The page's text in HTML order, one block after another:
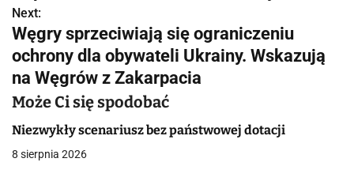
w
i
g
a
c
j
Next:
Węgry sprzeciwiają się ograniczeniu
ochrony dla obywateli Ukrainy. Wskazują
na Węgrów z Zakarpacia
Może Ci się spodobać
Niezwykły scenariusz bez państwowej dotacji
8 sierpnia 2026